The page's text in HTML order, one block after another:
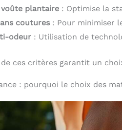
plantaire : Optimise la
coutures : Pour minimiser
odeur : Utilisation de
ces critères garantit un
: pourquoi le choix des